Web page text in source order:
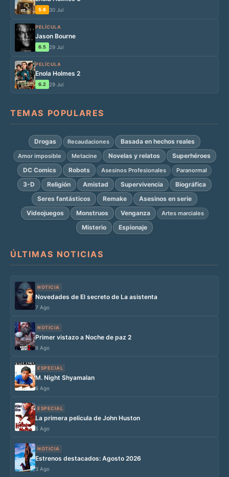
5.6 30 Jul
PELÍCULA
Jason Bourne
6.5 29 Jul
PELÍCULA
Enola Holmes 2
6.2 29 Jul
TEMAS POPULARES
Drogas Recaudaciones Basada en hechos reales
Amor imposible Metacine Novelas y relatos
Superhéroes
DC Comics
Robots Asesinos Profesionales Paranormal
3-D Religión Amistad Supervivencia
Biográfica
Seres fantásticos
Remake
Asesinos en serie
Videojuegos
Monstruos Venganza Artes marciales
Misterio Espionaje
ÚLTIMAS NOTICIAS
NOTICIA
Novedades de El secreto de La asistenta
7 Ago
NOTICIA
Primer vistazo a Noche de paz 2
6 Ago
ESPECIAL
M. Night Shyamalan
6 Ago
ESPECIAL
La primera película de John Huston
5 Ago
NOTICIA
Estrenos destacados: Agosto 2026
3 Ago